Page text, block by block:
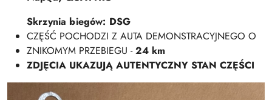
Skrzynia biegów: DSG
CZĘŚĆ POCHODZI Z AUTA DEMONSTRACYJNEGO O
ZNIKOMYM PRZEBIEGU -24 km
ZDJĘCIA UKAZUJĄ AUTENTYCZNY STAN CZĘŚCI